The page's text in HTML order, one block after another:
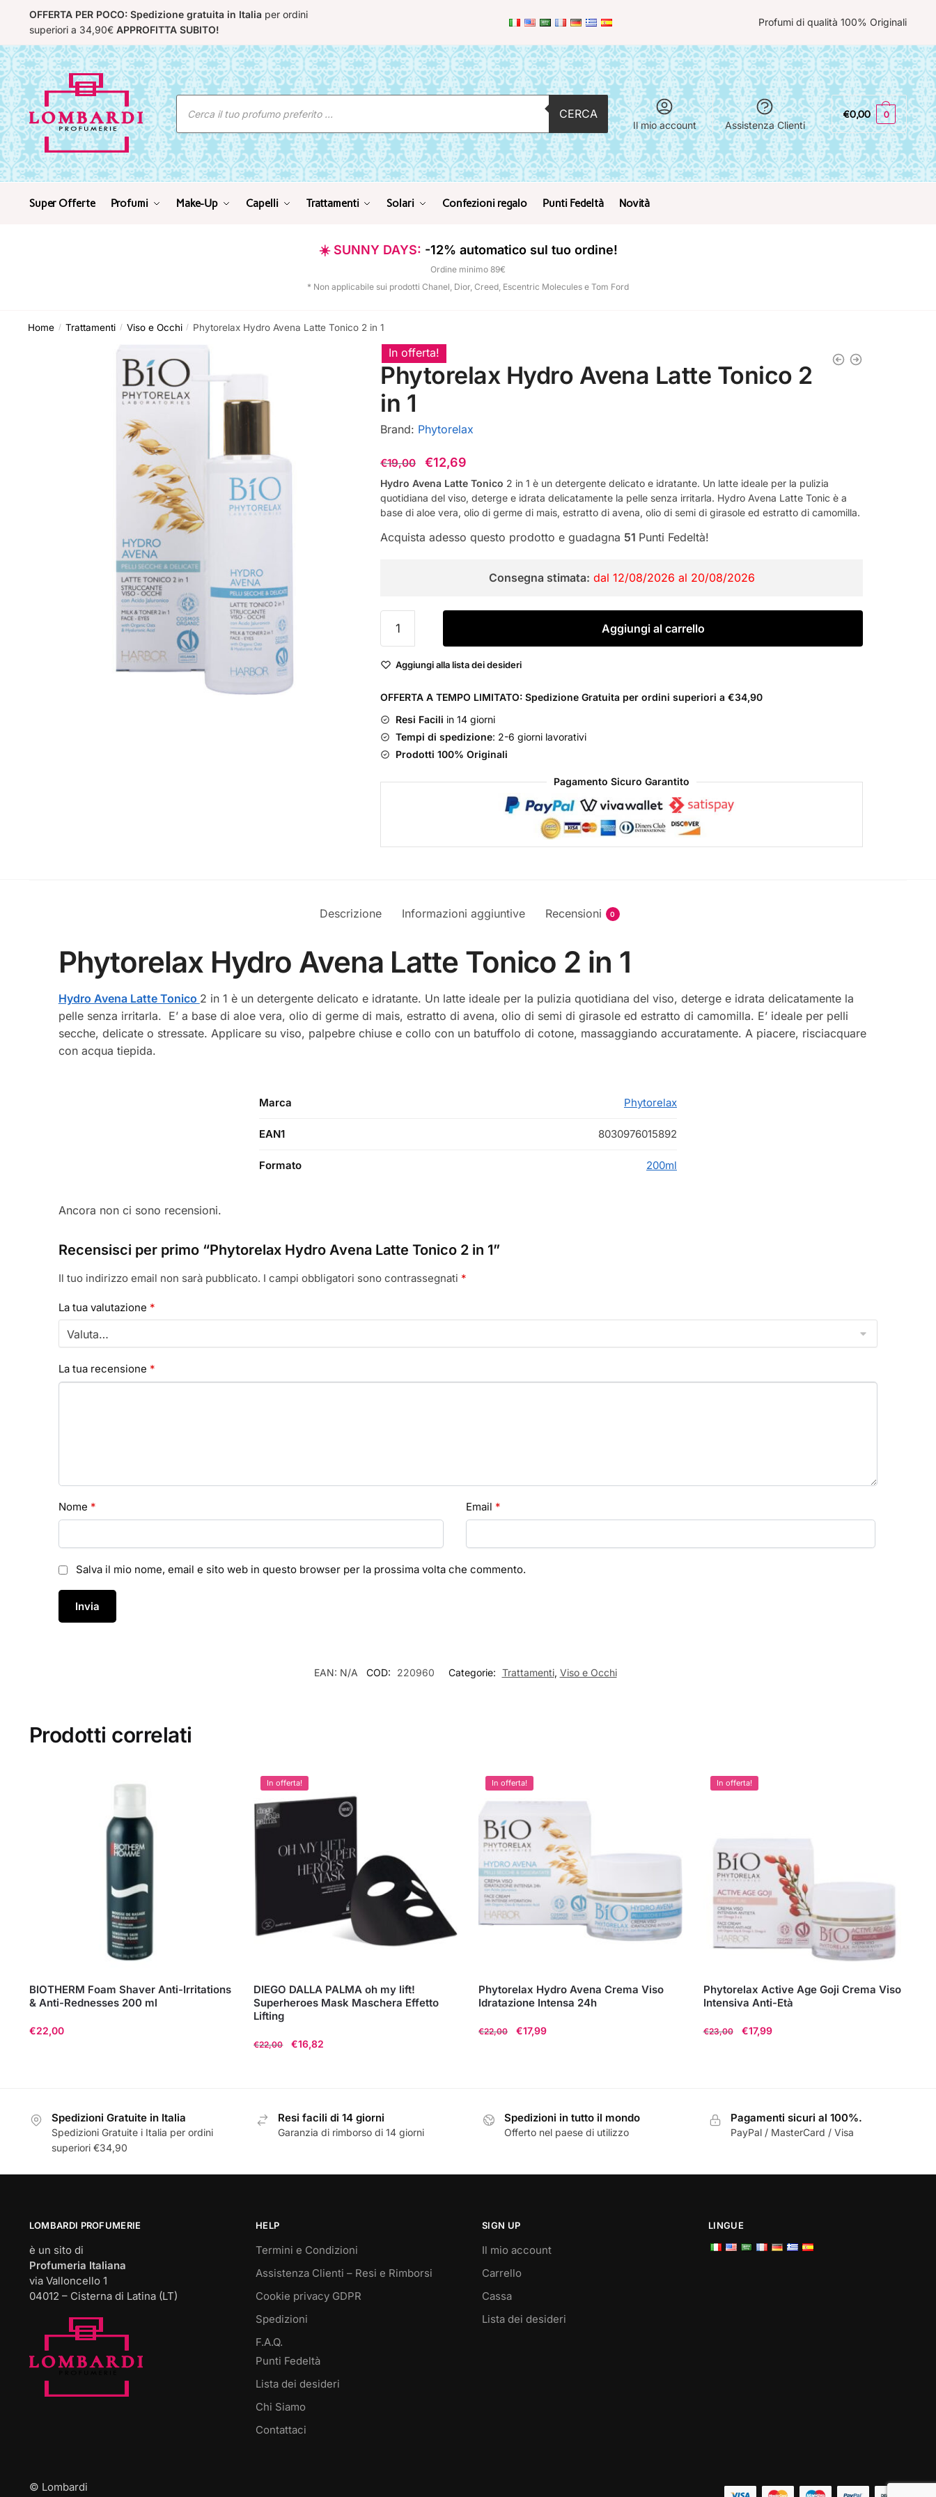
navigation
content
OFFERTA PER POCO: Spedizione gratuita in Italia per ordini
superiori a 34,90€ APPROFITTA SUBITO!
Profumi di qualità 100% Originali
Ricerca
prodotti
CERCA
Il mio account Assistenza Clienti
€0,00 0
Super Offerte Profumi Make-Up Capelli Trattamenti Solari Confezioni regalo Punti Fedeltà Novità
☀️ SUNNY DAYS: -12% automatico sul tuo ordine!
Ordine minimo 89€
* Non applicabile sui prodotti Chanel, Dior, Creed, Escentric Molecules e Tom Ford
Home / Trattamenti / Viso e Occhi / Phytorelax Hydro Avena Latte Tonico 2 in 1
In offerta!
Phytorelax Hydro Avena Latte Tonico 2
in 1
Brand: Phytorelax
€19,00
Il
prezzo
originale
€19,00.
€12,69
prezzo
attuale
€12,69.
Hydro Avena Latte Tonico 2 in 1 è un detergente delicato e idratante. Un latte ideale per la pulizia
quotidiana del viso, deterge e idrata delicatamente la pelle senza irritarla. Hydro Avena Latte Tonic è a
base di aloe vera, olio di germe di mais, estratto di avena, olio di semi di girasole ed estratto di camomilla.
Acquista adesso questo prodotto e guadagna 51 Punti Fedeltà!
Consegna stimata: dal 12/08/2026 al 20/08/2026
Hydro
Latte
2
in
1
quantità
Aggiungi al carrello
Aggiungi alla lista dei desideri
OFFERTA A TEMPO LIMITATO: Spedizione Gratuita per ordini superiori a €34,90
Resi Facili in 14 giorni
Tempi di spedizione: 2-6 giorni lavorativi
Prodotti 100% Originali
Pagamento Sicuro Garantito
Descrizione Informazioni aggiuntive Recensioni 0
Phytorelax Hydro Avena Latte Tonico 2 in 1
Hydro Avena Latte Tonico 2 in 1 è un detergente delicato e idratante. Un latte ideale per la pulizia quotidiana del viso, deterge e idrata delicatamente la
pelle senza irritarla. E’ a base di aloe vera, olio di germe di mais, estratto di avena, olio di semi di girasole ed estratto di camomilla. E’ ideale per pelli
secche, delicate o stressate. Applicare su viso, palpebre chiuse e collo con un batuffolo di cotone, massaggiando accuratamente. A piacere, risciacquare
con acqua tiepida.
Marca Phytorelax
EAN1 8030976015892
Formato 200ml
Ancora non ci sono recensioni.
Recensisci per primo “Phytorelax Hydro Avena Latte Tonico 2 in 1”
Il tuo indirizzo email non sarà pubblicato. I campi obbligatori sono contrassegnati *
La tua valutazione *
La tua recensione *
Nome * Email *
Salva il mio nome, email e sito web in questo browser per la prossima volta che commento.
EAN: N/A COD: 220960 Categorie: Trattamenti, Viso e Occhi
Prodotti correlati
BIOTHERM Foam Shaver Anti-Irritations
& Anti-Rednesses 200 ml
€22,00
In offerta!
DIEGO DALLA PALMA oh my lift!
Superheroes Mask Maschera Effetto
Lifting
€22,00
Il
€16,82
In offerta!
Phytorelax Hydro Avena Crema Viso
Idratazione Intensa 24h
€22,00
Il
€17,99
In offerta!
Phytorelax Active Age Goji Crema Viso
Intensiva Anti-Età
€23,00
Il
€17,99
Spedizioni Gratuite in Italia
Spedizioni Gratuite i Italia per ordini
superiori €34,90
Resi facili di 14 giorni
Garanzia di rimborso di 14 giorni
Spedizioni in tutto il mondo
Offerto nel paese di utilizzo
Pagamenti sicuri al 100%.
PayPal / MasterCard / Visa
LOMBARDI PROFUMERIE
è un sito di
Profumeria Italiana
via Valloncello 1
04012 – Cisterna di Latina (LT)
HELP
Termini e Condizioni
Assistenza Clienti – Resi e Rimborsi
Cookie privacy GDPR
Spedizioni
F.A.Q.
Punti Fedeltà
Lista dei desideri
Chi Siamo
Contattaci
SIGN UP
Il mio account
Carrello
Cassa
Lista dei desideri
LINGUE
© Lombardi